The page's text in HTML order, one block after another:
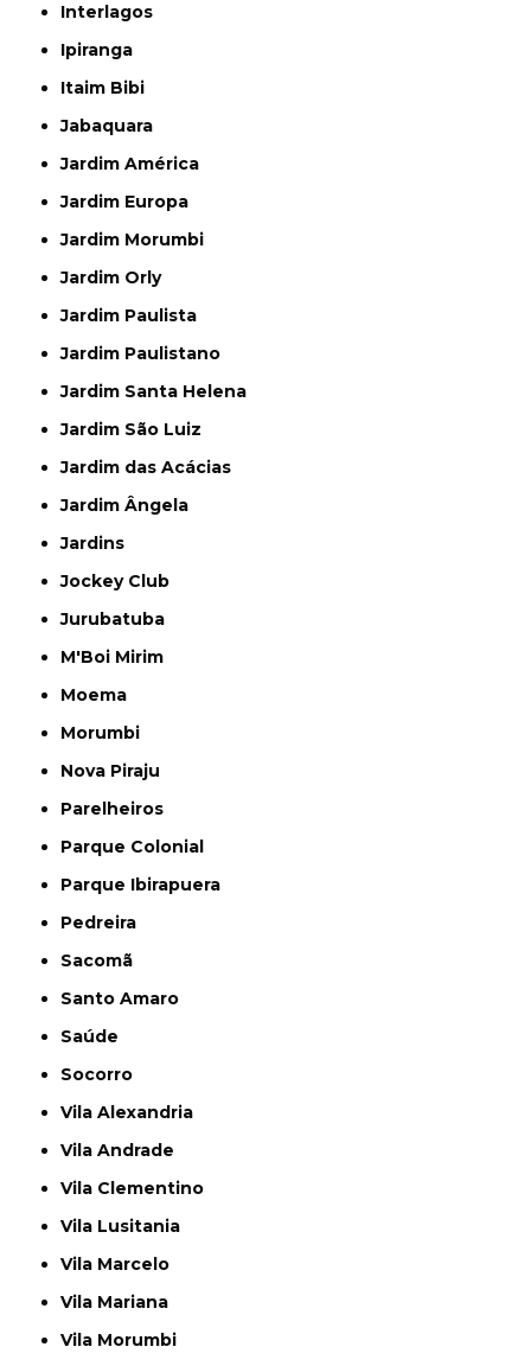
Interlagos
Ipiranga
Itaim Bibi
Jabaquara
Jardim América
Jardim Europa
Jardim Morumbi
Jardim Orly
Jardim Paulista
Jardim Paulistano
Jardim Santa Helena
Jardim São Luiz
Jardim das Acácias
Jardim Ângela
Jardins
Jockey Club
Jurubatuba
M'Boi Mirim
Moema
Morumbi
Nova Piraju
Parelheiros
Parque Colonial
Parque Ibirapuera
Pedreira
Sacomã
Santo Amaro
Saúde
Socorro
Vila Alexandria
Vila Andrade
Vila Clementino
Vila Lusitania
Vila Marcelo
Vila Mariana
Vila Morumbi